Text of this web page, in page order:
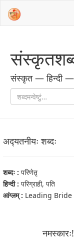
संस्‍कृत — हिन्दी
अद्‍यतनीयः शब्‍दः
शब्‍दः : परिणेतृ
हिन्दी : परिग्राही, पति
आंग्‍लम् : Leading